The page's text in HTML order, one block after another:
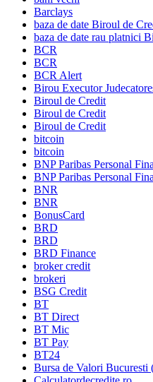
Barclays
baza de date Biroul de
baza de date rau platnici
BCR
BCR
BCR Alert
Birou Executor
Biroul de Credit
Biroul de Credit
Biroul de Credit
bitcoin
bitcoin
BNP Paribas Personal
BNP Paribas Personal
BNR
BNR
BonusCard
BRD
BRD
BRD Finance
broker credit
brokeri
BSG Credit
BT
BT Direct
BT Mic
BT Pay
BT24
Bursa de Valori